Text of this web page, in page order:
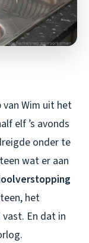
Wim uit het
elf ’s avonds
onder te
wat er aan
het
En dat in